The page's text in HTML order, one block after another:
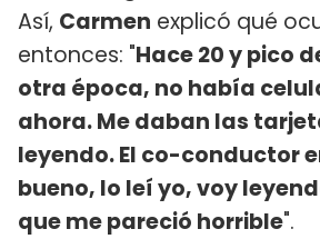
Así, Carmen explicó qué
entonces: "Hace 20 y pico
otra época, no había
ahora. Me daban las
leyendo. El co-conductor
bueno, lo leí yo, voy
que me pareció horrible".